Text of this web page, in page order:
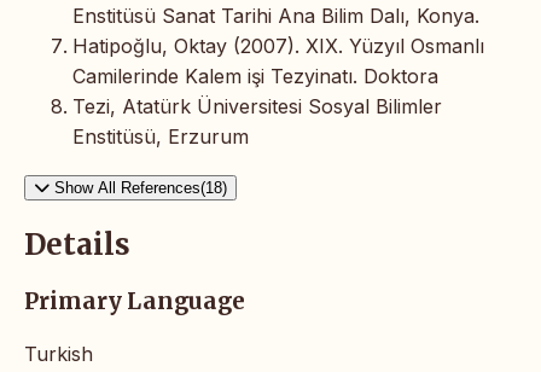
Enstitüsü Sanat Tarihi Ana Bilim Dalı, Konya.
Hatipoğlu, Oktay (2007). XIX. Yüzyıl Osmanlı
Camilerinde Kalem işi Tezyinatı. Doktora
Tezi, Atatürk Üniversitesi Sosyal Bilimler
Enstitüsü, Erzurum
Show All References(18)
Details
Primary Language
Turkish